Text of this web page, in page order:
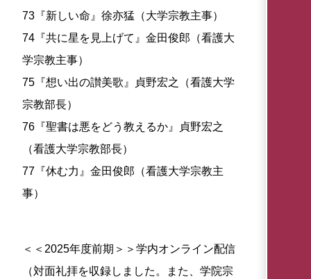
73『新しい命』徐亦猛（大学宗教主事）
74『共に星を見上げて』金田俊郎（看護大
学宗教主事）
75『想い出の讃美歌』貞野宏之（看護大学
宗教部長）
76『聖書は悪をどう教えるか』貞野宏之
（看護大学宗教部長）
77『休む力』金田俊郎（看護大学宗教主
事）
＜＜2025年度前期＞＞学内オンライン配信
（対面礼拝を収録しました。また、学院宗